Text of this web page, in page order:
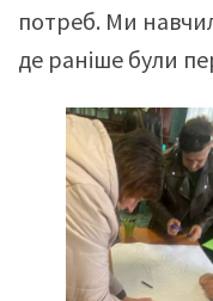
потреб. Ми
де раніше були